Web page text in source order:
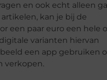
en ook echt alleen
kan je bij de
een paar euro een hele
varianten hiervan
een app gebruiken
verkopen.